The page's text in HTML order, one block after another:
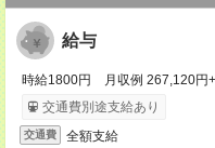
給与
時給1800円 月収例 267,120円
交通費別途支給あり
交通費 全額支給